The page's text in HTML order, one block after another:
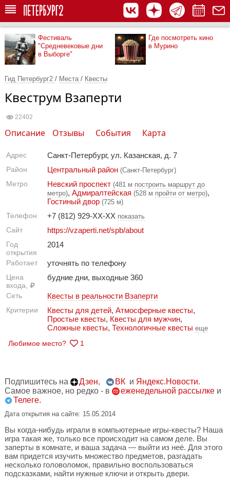
Фестиваль
"Средневековые дни
в Выборге"
Где посмотреть кино
в Мурино
Гид Петербург2 / Места / Квесты
Квеструм Взаперти
22402
Описание Отзывы События Карта
Адрес Санкт-Петербург, ул. Казанская, д. 7
Район Центральный район (Санкт-Петербург)
Метро Невский проспект (481 м построить маршрут до
метро), Адмиралтейская (528 м пройти от метро),
Гостиный двор (725 м)
Телефон +7 (812) 929-XX-XX показать
Сайт https://vzaperti.net/spb/about
Год
открытия
2014
Работает уточнять по телефону
Цена
входа,
будние дни, выходные 360
Сеть Квесты в реальности Взаперти
Критерии Квесты для детей, Атмосферные квесты,
Простые квесты, Квесты для мужчин,
Сложные квесты, Технологичные квесты еще
Любимое место? 1
Подпишитесь на Дзен, ВК и Яндекс.Новости.
Самое важное, но редко - в
еженедельной рассылке и
Телеге.
Дата открытия на сайте: 15.05.2014
Вы когда-нибудь играли в компьютерные игры-квесты? Наша
игра такая же, только все происходит на самом деле. Вы
заперты в комнате, и ваша задача — выйти из неё. Для этого
вам придется изучить множество предметов, разгадать
несколько головоломок, правильно воспользоваться
подсказками, найти нужные ключи и открыть двери.